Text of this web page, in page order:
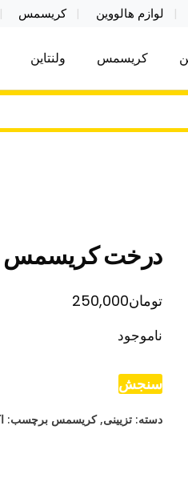
لوازم هالووین کریسمس
اکسسوری
ولن تاین کادویی
کریسمس ولنتاین
درخت کریسمس 60 سانتی
تومان250,000
ناموجود
سنجش
دسته: تزیینی,کریسمس برچسب: